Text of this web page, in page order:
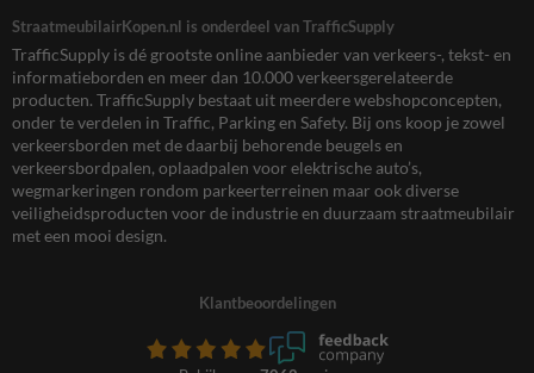
StraatmeubilairKopen.nl is onderdeel van TrafficSupply
TrafficSupply is dé grootste online aanbieder van verkeers-, tekst- en
informatieborden en meer dan 10.000 verkeersgerelateerde
producten. TrafficSupply bestaat uit meerdere webshopconcepten,
onder te verdelen in Traffic, Parking en Safety. Bij ons koop je zowel
verkeersborden met de daarbij behorende beugels en
verkeersbordpalen, oplaadpalen voor elektrische auto’s,
wegmarkeringen rondom parkeerterreinen maar ook diverse
veiligheidsproducten voor de industrie en duurzaam straatmeubilair
met een mooi design.
Klantbeoordelingen